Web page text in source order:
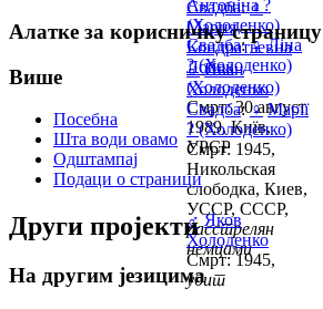
Свадба:♀
Мария
Кондратьевна
Лобок
(Холоденко)
Смрт: 30 август
1989, Київ,
УРСР
Антоніна ?
(Холоденко)
Свадба:♀ Ліна
? (Холоденко)
♂ Иван
Холоденко
Свадба:♀ Марії
? (Холоденко)
Смрт: 1945,
Никольская
слободка, Киев,
УССР, СССР,
расстрелян
немцами
♂ Яков
Холоденко
Смрт: 1945,
убит
Алатке за корисничку страницу
Више
Посебна
Шта води овамо
Одштампај
Подаци о страници
Други пројекти
На другим језицима